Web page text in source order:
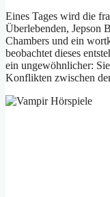
Eines Tages wird die
Überlebenden, Jepson
Chambers und ein
beobachtet dieses
ein ungewöhnlicher:
Konflikten zwischen